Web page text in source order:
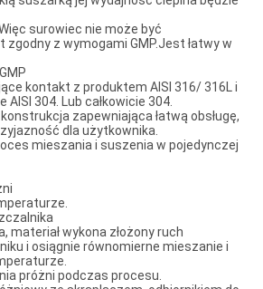
surowiec nie może być
z wymogami GMP.Jest łatwy w
kontakt z produktem AISI 316/ 316L i
304. Lub całkowicie 304.
zapewniająca łatwą obsługę,
dla użytkownika.
mieszania i suszenia w pojedynczej
materiał wykona złożony ruch
i osiągnie równomierne mieszanie i
próżni podczas procesu.